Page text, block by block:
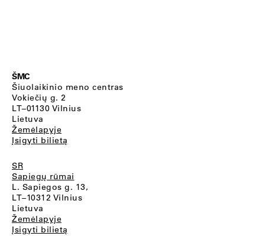
ŠMC
Šiuolaikinio meno centras
Vokiečių g. 2
LT–01130 Vilnius
Lietuva
Žemėlapyje
Įsigyti bilietą
SR
Sapiegų rūmai
L. Sapiegos g. 13,
LT–10312 Vilnius
Lietuva
Žemėlapyje
Įsigyti bilietą